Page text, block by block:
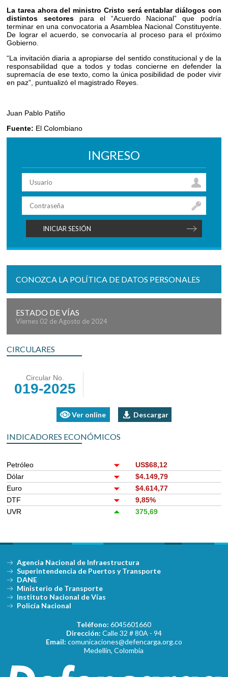
La tarea ahora del ministro Cristo será entablar diálogos con
distintos sectorespara el “Acuerdo Nacional” que podría
terminar en una convocatoria a Asamblea Nacional Constituyente.
De lograr el acuerdo, se convocaría al proceso para el próximo
Gobierno.
“La invitación diaria a apropiarse del sentido constitucional y de la
responsabilidad que a todos y todas concierne en defender la
supremacía de ese texto, como la única posibilidad de poder vivir
en paz”, puntualizó el magistrado Reyes.
Juan Pablo Patiño
Fuente: El Colombiano
INGRESO
CONOZCA LA POLÍTICA DE DATOS PERSONALES
ESTADO DE VÍAS
Viernes 02 de Agosto de 2024
CIRCULARES
Circular No.
019-2025
Ver online Descargar
INDICADORES ECONÓMICOS
Petróleo
US$68,12
Dólar
$4.149,79
Euro
$4.614,77
DTF
9,85%
UVR
375,69
Agencia Nacional de Infraestructura
Superintendencia de Puertos y Transporte
DANE
Ministerio de Transporte
Instituto Nacional de Vías
Policía Nacional
Teléfono: 6045601660
Dirección: Calle 32 # 80A - 94
Email: comunicaciones@defencarga.org.co
Medellín, Colombia